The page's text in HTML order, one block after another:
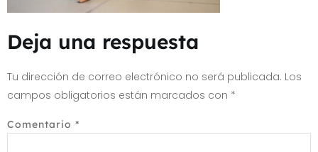
Deja una respuesta
Tu dirección de correo electrónico no será publicada. Los
campos obligatorios están marcados con *
Comentario *